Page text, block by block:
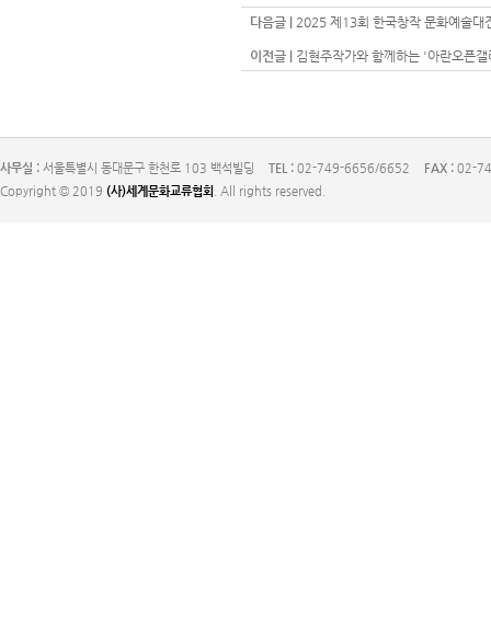
다음글 | 2025 제13회 한국창작 문화예술대
이전글 | 김현주작가와 함께하는 '아란오픈
사무실 : 서울특별시 동대문구 한천로 103 백석빌딩 TEL : 02-749-6656/6652 FAX : 02-
Copyright © 2019 (사)세계문화교류협회 . All rights reserved.